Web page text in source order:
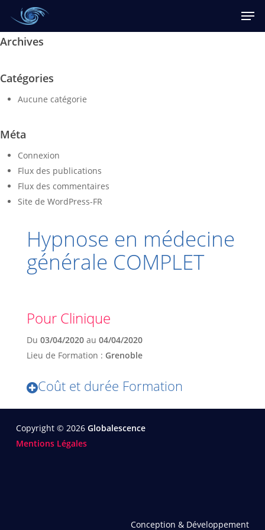
main
Archives
Catégories
Aucune catégorie
Méta
Connexion
Flux des publications
Flux des commentaires
Site de WordPress-FR
Hypnose en médecine
générale COMPLET
Pour Clinique
Du 03/04/2020au 04/04/2020
Lieu de Formation : Grenoble
Coût et durée Formation
Copyright © 2026 Globalescence
Mentions Légales
Conception & Développement